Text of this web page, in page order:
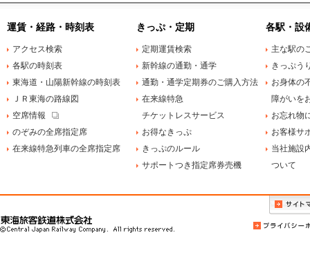
運賃・経路・時刻表
アクセス検索
各駅の時刻表
東海道・山陽新幹線の時刻表
ＪＲ東海の路線図
空席情報
のぞみの全席指定席
在来線特急列車の全席指定席
きっぷ・定期
定期運賃検索
新幹線の通勤・通学
通勤・通学定期券のご購入方法
在来線特急
チケットレスサービス
お得なきっぷ
きっぷのルール
サポートつき指定席券売機
各駅・設
主な駅の
きっぷう
お身体の
障がいを
お忘れ物
お客様サ
当社施設
ついて